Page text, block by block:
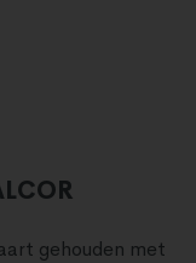
gehouden met